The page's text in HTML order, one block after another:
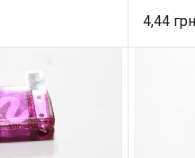
4,44